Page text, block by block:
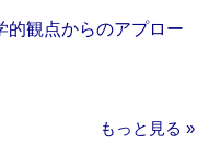
観点からのアプロー
もっと見る »